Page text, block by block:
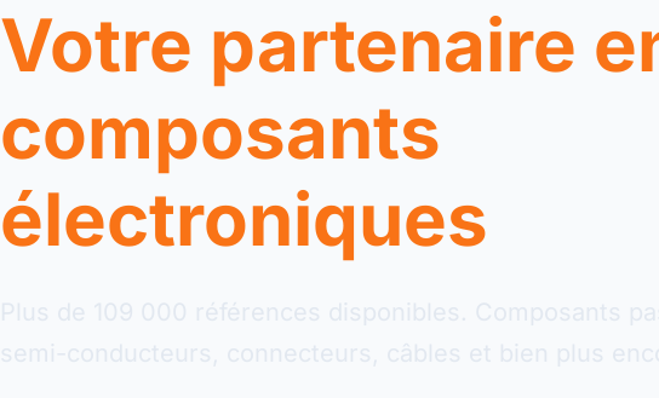
Votre partenaire
composants
électroniques